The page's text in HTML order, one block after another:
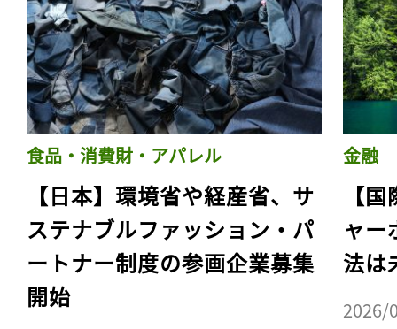
食品・消費財・アパレル
【日本】環境省や経産省、サ
ステナブルファッション・パ
ートナー制度の参画企業募集
開始
金融
【
ャー
法は
2026/